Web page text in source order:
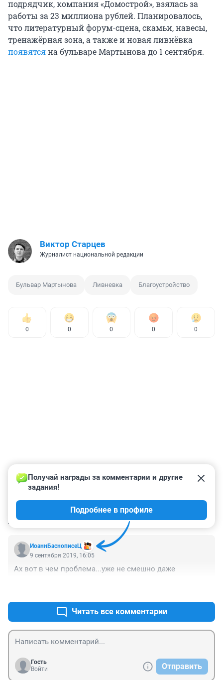
подрядчик, компания «Домострой», взялась за
работы за 23 миллиона рублей. Планировалось,
что литературный форум-сцена, скамьи, навесы,
тренажёрная зона, а также и новая ливнёвка
появятсяна бульваре Мартынова до 1 сентября.
Виктор Старцев
Журналист национальной редакции
Бульвар Мартынова Ливневка Благоустройство
0 0 0 0 0
КОММЕНТАРИИ 1
ИоаннБаснописеЦ
Получай награды за комментарии и другие
задания!
Подробнее в профиле
9 сентября 2019, 16:05
Ах вот в чем проблема...уже не смешно даже
Читать все комментарии
Гость
Войти
Отправить